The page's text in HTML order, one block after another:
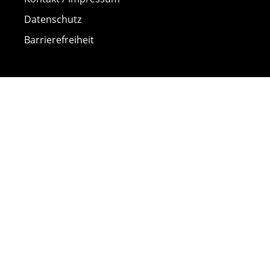
Datenschutz
Barrierefreiheit